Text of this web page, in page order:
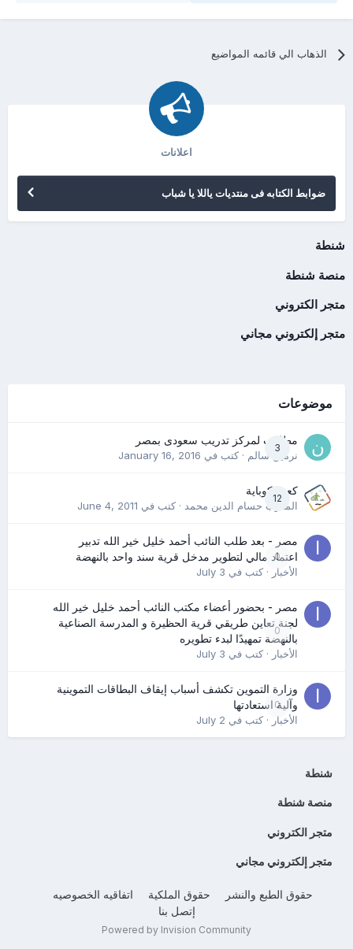
الذهاب الي قائمه المواضيع
اعلانات
ضوابط الكتابه فى منتديات ياللا يا شباب
شنطة
منصة شنطة
متجر الكتروني
متجر إلكتروني مجاني
موضوعات
3
مطلوب لمركز تدريب سعودى بمصر
نرمين سالم· كتب في January 16, 2016
12
كعب كوباية
المدرب حسام الدين محمد· كتب في June 4, 2011
0
مصر - بعد طلب النائب أحمد خليل خير الله تدبير
اعتماد مالي لتطوير مدخل قرية سند واحد بالنهضة
الأخبار· كتب في July 3
0
مصر - بحضور أعضاء مكتب النائب أحمد خليل خير الله
لجنة تعاين طريقي قرية الحظيرة و المدرسة الصناعية
بالنهضة تمهيدًا لبدء تطويره
الأخبار· كتب في July 3
0
وزارة التموين تكشف أسباب إيقاف البطاقات التموينية
وآلية استعادتها
الأخبار· كتب في July 2
شنطة
منصة شنطة
متجر الكتروني
متجر إلكتروني مجاني
حقوق الطبع والنشر حقوق الملكية
اتفاقيه الخصوصيه
إتصل بنا
Powered by Invision Community